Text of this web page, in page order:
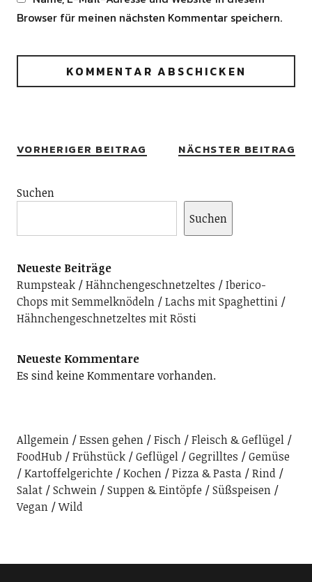
Browser für meinen nächsten Kommentar speichern.
VORHERIGER BEITRAG NÄCHSTER BEITRAG
Suchen
Suchen
Neueste Beiträge
Rumpsteak
Hähnchengeschnetzeltes
Iberico-
Chops mit Semmelknödeln
Lachs mit Spaghettini
Hähnchengeschnetzeltes mit Rösti
Neueste Kommentare
Es sind keine Kommentare vorhanden.
Allgemein Essen gehen Fisch
Fleisch & Geflügel
FoodHub
Frühstück Geflügel Gegrilltes
Gemüse
Kartoffelgerichte
Kochen Pizza & Pasta
Rind
Salat
Schwein Suppen & Eintöpfe
Süßspeisen
Vegan
Wild